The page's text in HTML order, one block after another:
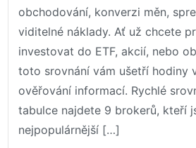
obchodování, konverzi měn,
viditelné náklady. Ať už chcete
investovat do ETF, akcií, nebo
toto srovnání vám ušetří hodiny
ověřování informací. Rychlé
tabulce najdete 9 brokerů, kteří
nejpopulárnější […]